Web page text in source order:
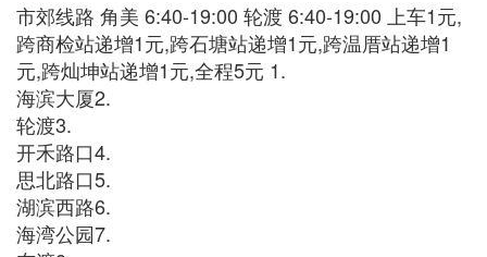
市郊线路 角美 6:40-19:00 轮渡 6:40-19:00 上车1元,
跨商检站递增1元,跨石塘站递增1元,跨温厝站递增1
元,跨灿坤站递增1元,全程5元 1.
海滨大厦2.
轮渡3.
开禾路口4.
思北路口5.
湖滨西路6.
海湾公园7.